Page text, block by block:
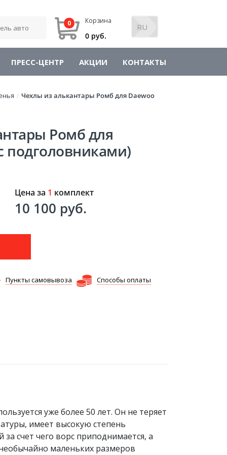
Корзина
0
0 руб.
ПРЕСС-ЦЕНТР АКЦИИ КОНТАКТЫ
/ Чехлы из алькантары Ромб для Daewoo
Ромб для
подголовниками)
Цена за 1 комплект
10 100 руб.
Пункты самовывоза Способы оплаты
уже более 50 лет. Он не теряет
имеет высокую степень
счет чего ворс приподнимается, а
маленьких размеров